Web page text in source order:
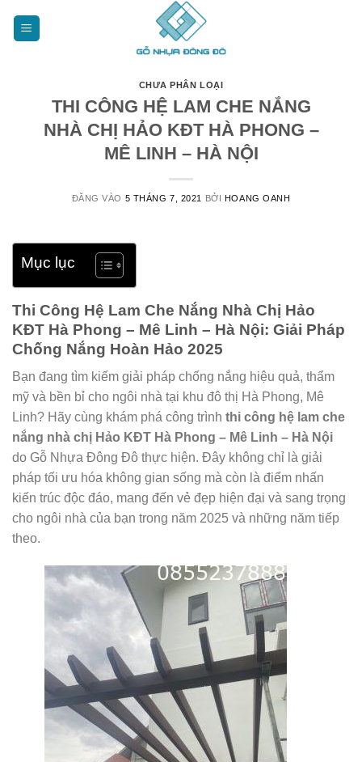
CHƯA PHÂN LOẠI
THI CÔNG HỆ LAM CHE NẮNG
NHÀ CHỊ HẢO KĐT HÀ PHONG –
MÊ LINH – HÀ NỘI
ĐĂNG VÀO 5 THÁNG 7, 2021 BỞI HOANG OANH
Mục lục
Thi Công Hệ Lam Che Nắng Nhà Chị Hảo
KĐT Hà Phong – Mê Linh – Hà Nội: Giải Pháp
Chống Nắng Hoàn Hảo 2025
Bạn đang tìm kiếm giải pháp chống nắng hiệu quả, thẩm
mỹ và bền bỉ cho ngôi nhà tại khu đô thị Hà Phong, Mê
Linh? Hãy cùng khám phá công trình thi công hệ lam che
nắng nhà chị Hảo KĐT Hà Phong – Mê Linh – Hà Nội
do Gỗ Nhựa Đông Đô thực hiện. Đây không chỉ là giải
pháp tối ưu hóa không gian sống mà còn là điểm nhấn
kiến trúc độc đáo, mang đến vẻ đẹp hiện đại và sang trọng
cho ngôi nhà của bạn trong năm 2025 và những năm tiếp
theo.